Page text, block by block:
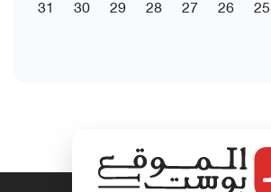
25
26
27
28
29
30
31